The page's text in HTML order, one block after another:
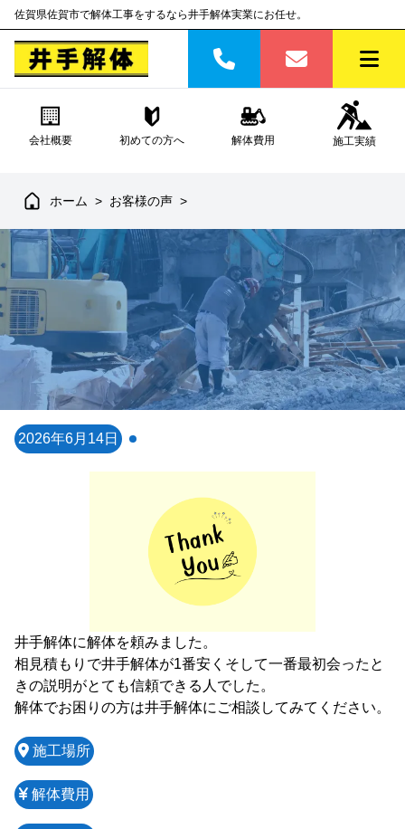
佐賀県佐賀市で解体工事をするなら井手解体実業にお任せ。
会社概要 初めての方へ 解体費用 施工実績
ホーム > お客様の声 >
2026年6月14日
井手解体に解体を頼みました。
相見積もりで井手解体が1番安くそして一番最初会ったと
きの説明がとても信頼できる人でした。
解体でお困りの方は井手解体にご相談してみてください。
施工場所
解体費用